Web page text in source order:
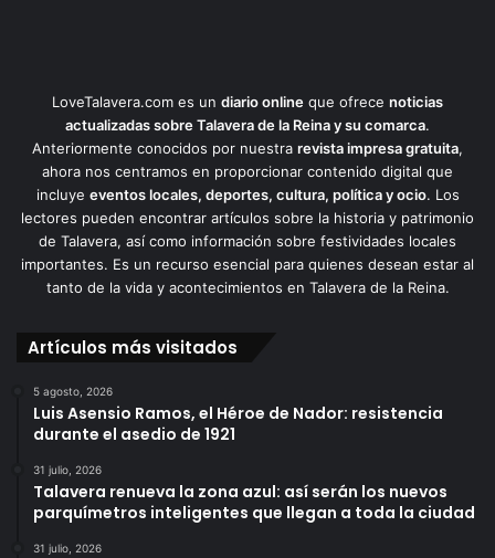
LoveTalavera.com es un diario online que ofrece noticias
actualizadas sobre Talavera de la Reina y su comarca.
Anteriormente conocidos por nuestra revista impresa gratuita,
ahora nos centramos en proporcionar contenido digital que
incluye eventos locales, deportes, cultura, política y ocio. Los
lectores pueden encontrar artículos sobre la historia y patrimonio
de Talavera, así como información sobre festividades locales
importantes. Es un recurso esencial para quienes desean estar al
tanto de la vida y acontecimientos en Talavera de la Reina.
Artículos más visitados
5 agosto, 2026
Luis Asensio Ramos, el Héroe de Nador: resistencia
durante el asedio de 1921
31 julio, 2026
Talavera renueva la zona azul: así serán los nuevos
parquímetros inteligentes que llegan a toda la ciudad
31 julio, 2026